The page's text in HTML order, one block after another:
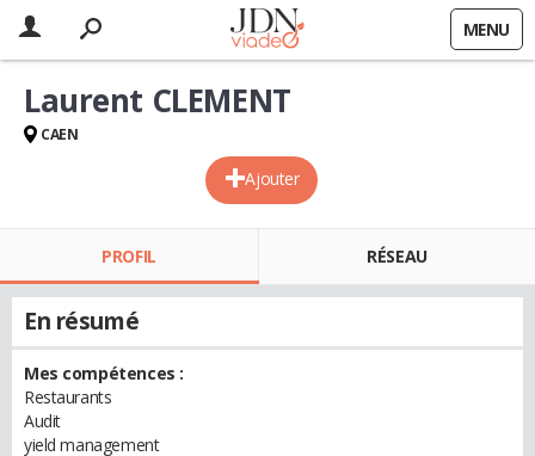
MENU
Ajouter
Laurent CLEMENT
CAEN
PROFIL RÉSEAU
En résumé
Mes compétences :
Restaurants
Audit
yield management